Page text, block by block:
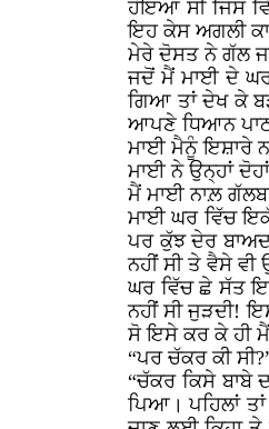
ਹੋਇਆ ਸੀ ਜਿਸ
ਇਹ ਕੇਸ ਅਗਲੀ
ਮੇਰੇ ਦੋਸਤ ਨੇ ਗੱਲ
ਜਦੋਂ ਮੈਂ ਮਾਈ ਦੇ
ਗਿਆ ਤਾਂ ਦੇਖ ਕੇ
ਆਪਣੇ ਧਿਆਨ
ਮਾਈ ਮੈਨੂੰ ਇਸ਼ਾਰੇ
ਮਾਈ ਨੇ ਉਨ੍ਹਾਂ
ਮੈਂ ਮਾਈ ਨਾਲ਼
ਮਾਈ ਘਰ ਵਿੱਚ
ਪਰ ਕੁੱਝ ਦੇਰ
ਨਹੀਂ ਸੀ ਤੇ ਵੈਸੇ ਵੀ
ਘਰ ਵਿੱਚ ਛੇ ਸੱਤ
ਨਹੀਂ ਸੀ ਜੁੜਦੀ!
ਸੋ ਇਸੇ ਕਰ ਕੇ ਹੀ ਮੈਂ
“ਪਰ ਚੱਕਰ ਕੀ
“ਚੱਕਰ ਕਿਸੇ
ਪਿਆ। ਪਹਿਲਾਂ